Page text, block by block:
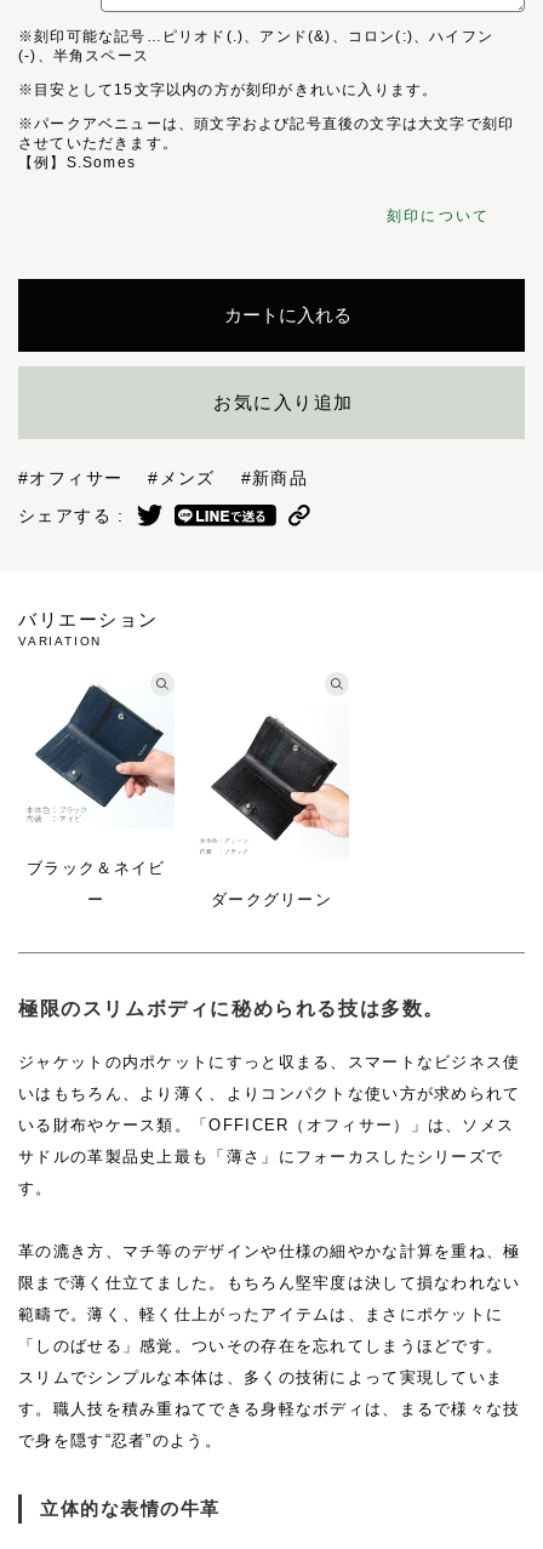
※刻印可能な記号…ピリオド(.)、アンド(&)、コロン(:)、ハイフン
(-)、半角スペース
※目安として15文字以内の方が刻印がきれいに入ります。
※パークアベニューは、頭文字および記号直後の文字は大文字で刻印
させていただきます。
【例】S.Somes
刻印について
カートに入れる
お気に入り追加
#オフィサー #メンズ
#新商品
シェアする :
バリエーション
VARIATION
ブラック＆ネイビ
ー
ダークグリーン
極限のスリムボディに秘められる技は多数。
ジャケットの内ポケットにすっと収まる、スマートなビジネス使
いはもちろん、より薄く、よりコンパクトな使い方が求められて
いる財布やケース類。「OFFICER（オフィサー）」は、ソメス
サドルの革製品史上最も「薄さ」にフォーカスしたシリーズで
す。
革の漉き方、マチ等のデザインや仕様の細やかな計算を重ね、極
限まで薄く仕立てました。もちろん堅牢度は決して損なわれない
範疇で。薄く、軽く仕上がったアイテムは、まさにポケットに
「しのばせる」感覚。ついその存在を忘れてしまうほどです。
スリムでシンプルな本体は、多くの技術によって実現していま
す。職人技を積み重ねてできる身軽なボディは、まるで様々な技
で身を隠す“忍者”のよう。
立体的な表情の牛革